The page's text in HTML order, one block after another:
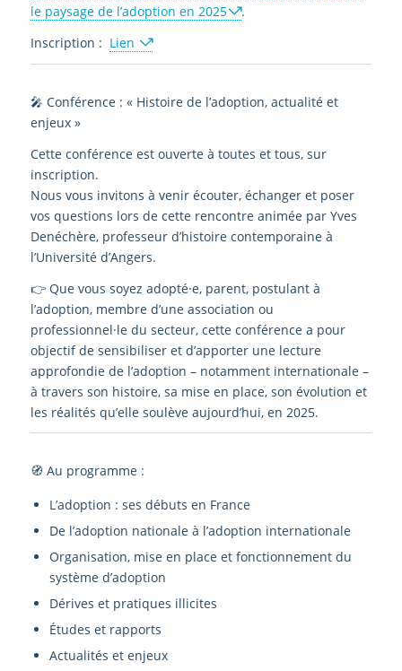
le paysage de l’adoption en 2025
.
Inscription : Lien
🎤 Conférence : « Histoire de l’adoption, actualité et
enjeux »
Cette conférence est ouverte à toutes et tous, sur
inscription.
Nous vous invitons à venir écouter, échanger et poser
vos questions lors de cette rencontre animée par Yves
Denéchère, professeur d’histoire contemporaine à
l’Université d’Angers.
👉 Que vous soyez adopté·e, parent, postulant à
l’adoption, membre d’une association ou
professionnel·le du secteur, cette conférence a pour
objectif de sensibiliser et d’apporter une lecture
approfondie de l’adoption – notamment internationale –
à travers son histoire, sa mise en place, son évolution et
les réalités qu’elle soulève aujourd’hui, en 2025.
🧭 Au programme :
L’adoption : ses débuts en France
De l’adoption nationale à l’adoption internationale
Organisation, mise en place et fonctionnement du
système d’adoption
Dérives et pratiques illicites
Études et rapports
Actualités et enjeux